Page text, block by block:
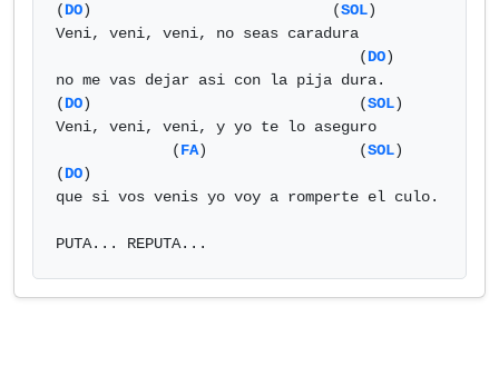
(DO)                           (SOL)
Veni, veni, veni, no seas caradura
                                  (
DO)
no me vas dejar asi con la pija dura.
(DO)                              (SOL)
Veni, veni, veni, y yo te lo aseguro
             (
FA)                 (SOL)
(DO)
que si vos venis yo voy a romperte el culo.
PUTA... REPUTA...